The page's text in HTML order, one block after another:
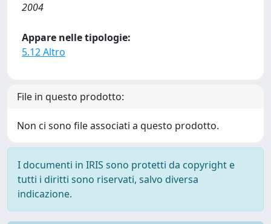
2004
Appare nelle tipologie:
5.12 Altro
File in questo prodotto:
Non ci sono file associati a questo prodotto.
I documenti in IRIS sono protetti da copyright e
tutti i diritti sono riservati, salvo diversa
indicazione.